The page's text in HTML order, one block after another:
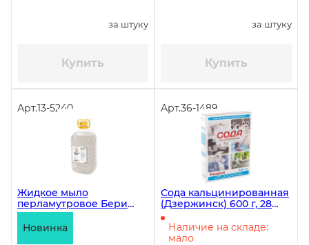
за штуку
Купить
за штуку
Купить
Арт.13-5240
Жидкое мыло
перламутровое Бери
Чистоту! Японский чай,
пэт, 5 литров
Новинка
Арт.36-1489
Сода кальцинированная
(Дзержинск) 600 г, 28
штук
Наличие на складе:
мало